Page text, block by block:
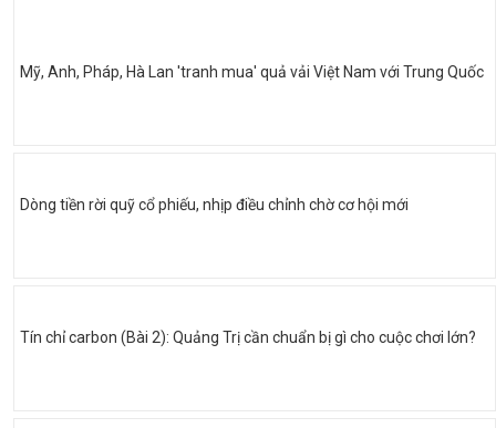
Mỹ, Anh, Pháp, Hà Lan 'tranh mua' quả vải Việt Nam với Trung Quốc
Dòng tiền rời quỹ cổ phiếu, nhịp điều chỉnh chờ cơ hội mới
Tín chỉ carbon (Bài 2): Quảng Trị cần chuẩn bị gì cho cuộc chơi lớn?